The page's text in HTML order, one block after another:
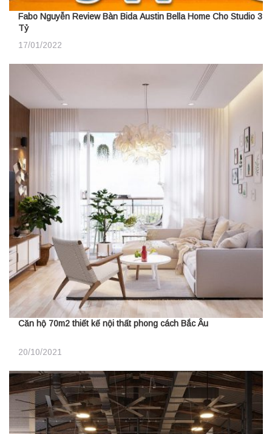
Fabo Nguyễn Review Bàn Bida Austin Bella Home Cho Studio 3
Tỷ
17/01/2022
Căn hộ 70m2 thiết kế nội thất phong cách Bắc Âu
20/10/2021